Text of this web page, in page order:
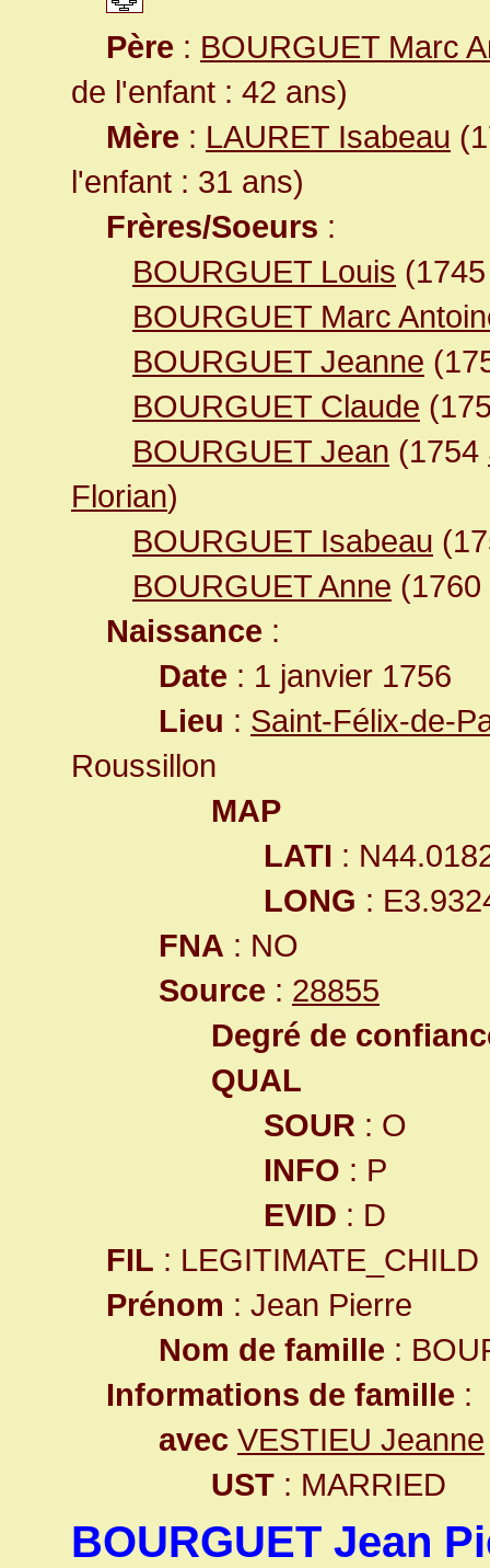
Père : BOURGUET Marc
de l'enfant : 42 ans)
Mère : LAURET Isabeau
l'enfant : 31 ans)
Frères/Soeurs :
BOURGUET Louis
BOURGUET Marc
BOURGUET Jeanne
BOURGUET Claude
BOURGUET Jean (1754
Florian)
BOURGUET Isabeau
BOURGUET Anne (1760
Naissance :
Date : 1 janvier 1756
Lieu : Saint-Félix-de-
Roussillon
MAP
LATI :
LONG :
FNA : NO
Source : 28855
Degré de
QUAL
SOUR : O
INFO : P
EVID : D
FIL : LEGITIMATE_CHILD
Prénom : Jean Pierre
Nom de famille :
Informations de famille :
avec VESTIEU Jeanne
UST : MARRIED
BOURGUET Jean